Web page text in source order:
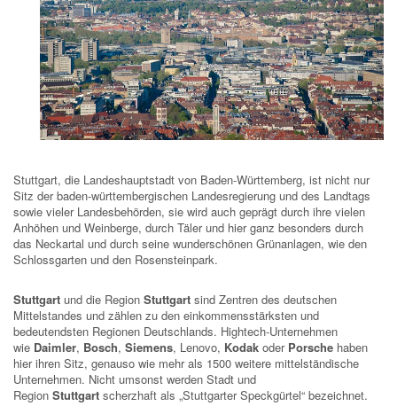
Stuttgart, die Landeshauptstadt von Baden-Württemberg, ist nicht nur
Sitz der baden-württembergischen Landesregierung und des Landtags
sowie vieler Landesbehörden, sie wird auch geprägt durch ihre vielen
Anhöhen und Weinberge, durch Täler und hier ganz besonders durch
das Neckartal und durch seine wunderschönen Grünanlagen, wie den
Schlossgarten und den Rosensteinpark.
Stuttgart und die Region Stuttgart sind Zentren des deutschen
Mittelstandes und zählen zu den einkommensstärksten und
bedeutendsten Regionen Deutschlands. Hightech-Unternehmen
wie Daimler, Bosch, Siemens, Lenovo, Kodak oder Porsche haben
hier ihren Sitz, genauso wie mehr als 1500 weitere mittelständische
Unternehmen. Nicht umsonst werden Stadt und
Region Stuttgart scherzhaft als „Stuttgarter Speckgürtel“ bezeichnet.